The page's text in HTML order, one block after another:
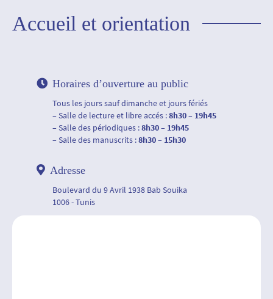
Accueil et orientation
Horaires d’ouverture au public
Tous les jours sauf dimanche et jours fériés
– Salle de lecture et libre accés :8h30 – 19h45
– Salle des périodiques :8h30 – 19h45
– Salle des manuscrits :8h30 – 15h30
Adresse
Boulevard du 9 Avril 1938 Bab Souika
1006 - Tunis